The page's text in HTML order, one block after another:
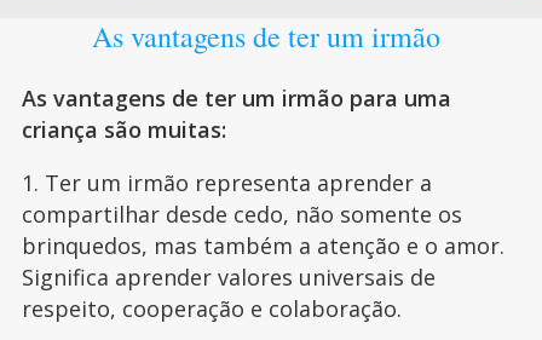
As vantagens de ter um irmão
As vantagens de ter um irmão para uma
criança são muitas:
1. Ter um irmão representa aprender a
compartilhar desde cedo, não somente os
brinquedos, mas também a atenção e o amor.
Significa aprender valores universais de
respeito, cooperação e colaboração.